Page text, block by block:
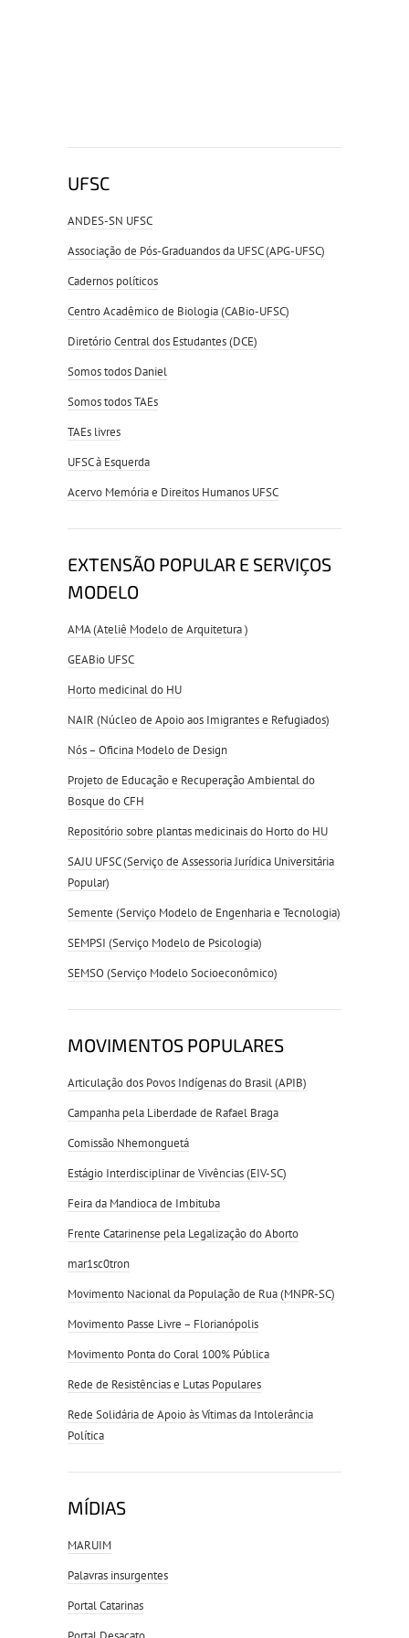
UFSC
ANDES-SN UFSC
Associação de Pós-Graduandos da UFSC (APG-UFSC)
Cadernos políticos
Centro Acadêmico de Biologia (CABio-UFSC)
Diretório Central dos Estudantes (DCE)
Somos todos Daniel
Somos todos TAEs
TAEs livres
UFSC à Esquerda
Acervo Memória e Direitos Humanos UFSC
EXTENSÃO POPULAR E SERVIÇOS
MODELO
AMA (Ateliê Modelo de Arquitetura )
GEABio UFSC
Horto medicinal do HU
NAIR (Núcleo de Apoio aos Imigrantes e Refugiados)
Nós – Oficina Modelo de Design
Projeto de Educação e Recuperação Ambiental do
Bosque do CFH
Repositório sobre plantas medicinais do Horto do HU
SAJU UFSC (Serviço de Assessoria Jurídica Universitária
Popular)
Semente (Serviço Modelo de Engenharia e Tecnologia)
SEMPSI (Serviço Modelo de Psicologia)
SEMSO (Serviço Modelo Socioeconômico)
MOVIMENTOS POPULARES
Articulação dos Povos Indígenas do Brasil (APIB)
Campanha pela Liberdade de Rafael Braga
Comissão Nhemonguetá
Estágio Interdisciplinar de Vivências (EIV-SC)
Feira da Mandioca de Imbituba
Frente Catarinense pela Legalização do Aborto
mar1sc0tron
Movimento Nacional da População de Rua (MNPR-SC)
Movimento Passe Livre – Florianópolis
Movimento Ponta do Coral 100% Pública
Rede de Resistências e Lutas Populares
Rede Solidária de Apoio às Vítimas da Intolerância
Política
MÍDIAS
MARUIM
Palavras insurgentes
Portal Catarinas